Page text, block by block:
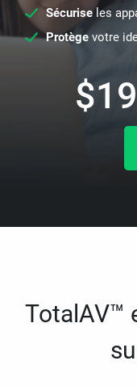
Sécuriseles
Protège votre
$19
TotalAV™